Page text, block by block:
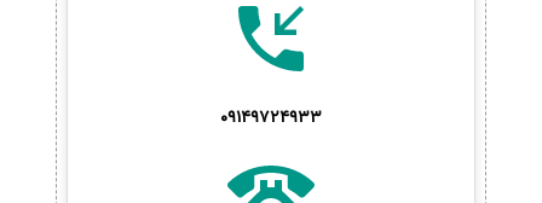
09149724933